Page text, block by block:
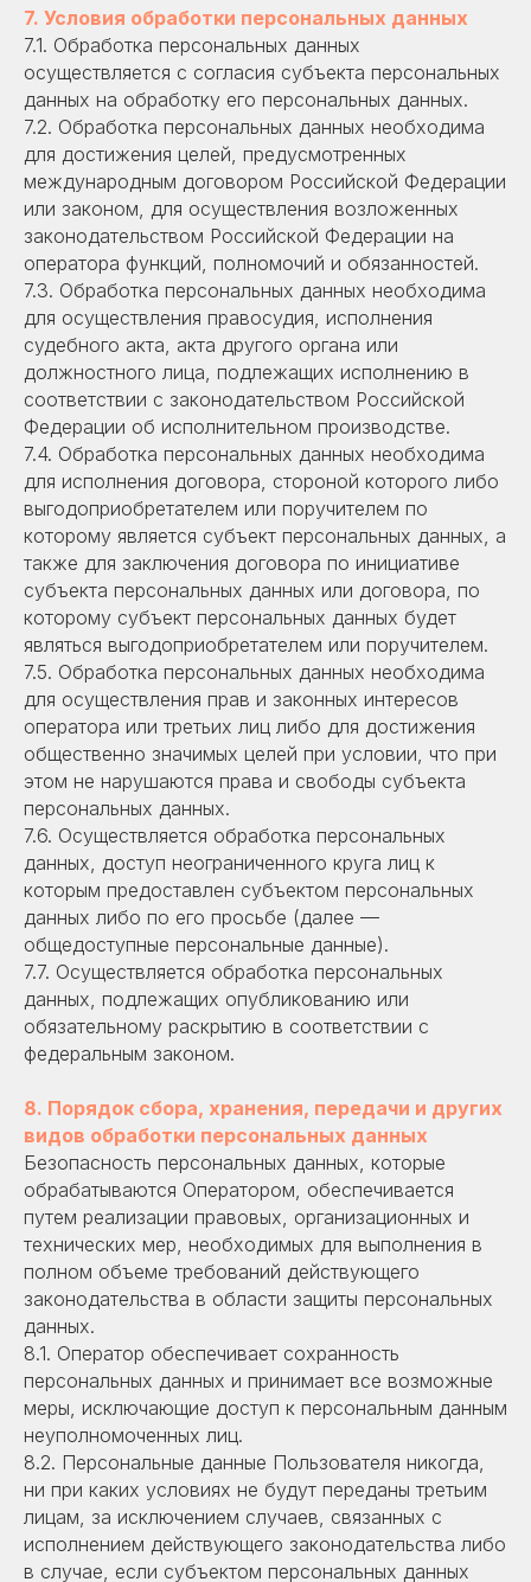
7. Условия обработки персональных данных
7.1. Обработка персональных данных
осуществляется с согласия субъекта персональных
данных на обработку его персональных данных.
7.2. Обработка персональных данных необходима
для достижения целей, предусмотренных
международным договором Российской Федерации
или законом, для осуществления возложенных
законодательством Российской Федерации на
оператора функций, полномочий и обязанностей.
7.3. Обработка персональных данных необходима
для осуществления правосудия, исполнения
судебного акта, акта другого органа или
должностного лица, подлежащих исполнению в
соответствии с законодательством Российской
Федерации об исполнительном производстве.
7.4. Обработка персональных данных необходима
для исполнения договора, стороной которого либо
выгодоприобретателем или поручителем по
которому является субъект персональных данных, а
также для заключения договора по инициативе
субъекта персональных данных или договора, по
которому субъект персональных данных будет
являться выгодоприобретателем или поручителем.
7.5. Обработка персональных данных необходима
для осуществления прав и законных интересов
оператора или третьих лиц либо для достижения
общественно значимых целей при условии, что при
этом не нарушаются права и свободы субъекта
персональных данных.
7.6. Осуществляется обработка персональных
данных, доступ неограниченного круга лиц к
которым предоставлен субъектом персональных
данных либо по его просьбе (далее —
общедоступные персональные данные).
7.7. Осуществляется обработка персональных
данных, подлежащих опубликованию или
обязательному раскрытию в соответствии с
федеральным законом.
8. Порядок сбора, хранения, передачи и других
видов обработки персональных данных
Безопасность персональных данных, которые
обрабатываются Оператором, обеспечивается
путем реализации правовых, организационных и
технических мер, необходимых для выполнения в
полном объеме требований действующего
законодательства в области защиты персональных
данных.
8.1. Оператор обеспечивает сохранность
персональных данных и принимает все возможные
меры, исключающие доступ к персональным данным
неуполномоченных лиц.
8.2. Персональные данные Пользователя никогда,
ни при каких условиях не будут переданы третьим
лицам, за исключением случаев, связанных с
исполнением действующего законодательства либо
в случае, если субъектом персональных данных